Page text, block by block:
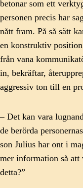
betonar som ett
personen precis har
nått fram. På så sätt
en konstruktiv
från vana
in, bekräftar,
aggressiv ton till en
– Det kan vara
de berörda
son Julius har ont i
mer information så
detta?”